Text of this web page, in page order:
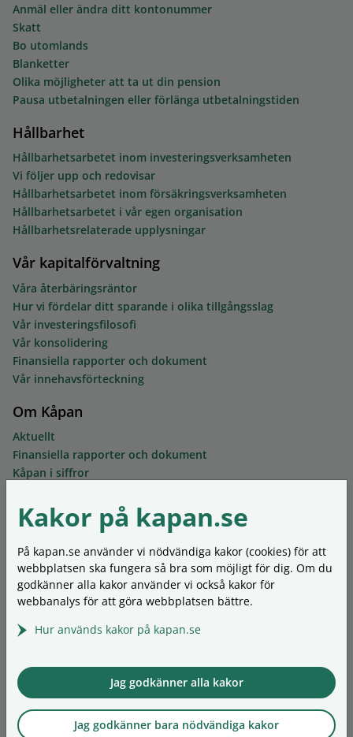
Kakor på kapan.se
På kapan.se använder vi nödvändiga kakor (cookies) för att
webbplatsen ska fungera så bra som möjligt för dig. Om du
godkänner alla kakor använder vi också kakor för
webbanalys för att göra webbplatsen bättre.
Hur används kakor på kapan.se
Jag godkänner alla kakor
Jag godkänner bara nödvändiga kakor
Anmäl eller ändra ditt kontonummer
Skatt
Bo utomlands
Blanketter
Olika möjligheter att ta ut din pension
Pausa utbetalningen eller förlänga utbetalningstiden
Hållbarhet
Hållbarhetsarbetet inom investeringsverksamheten
Vi följer upp och redovisar
Hållbarhetsarbetet inom försäkringsverksamheten
Hållbarhetsarbetet i vår egen organisation
Hållbarhetsrelaterade upplysningar
Vår kapitalförvaltning
Våra återbäringsräntor
Hur vi fördelar ditt sparande i olika tillgångsslag
Vår investeringsfilosofi
Vår konsolidering
Finansiella rapporter och dokument
Vår innehavsförteckning
Om Kåpan
Aktuellt
Finansiella rapporter och dokument
Kåpan i siffror
Mer om föreningen
Kontakta oss
Synpunkter och klagomål
Ordlista
Personuppgifter
Om kakor (cookies)
In English
Living outside Sweden
When you retire
Forms
Our asset management